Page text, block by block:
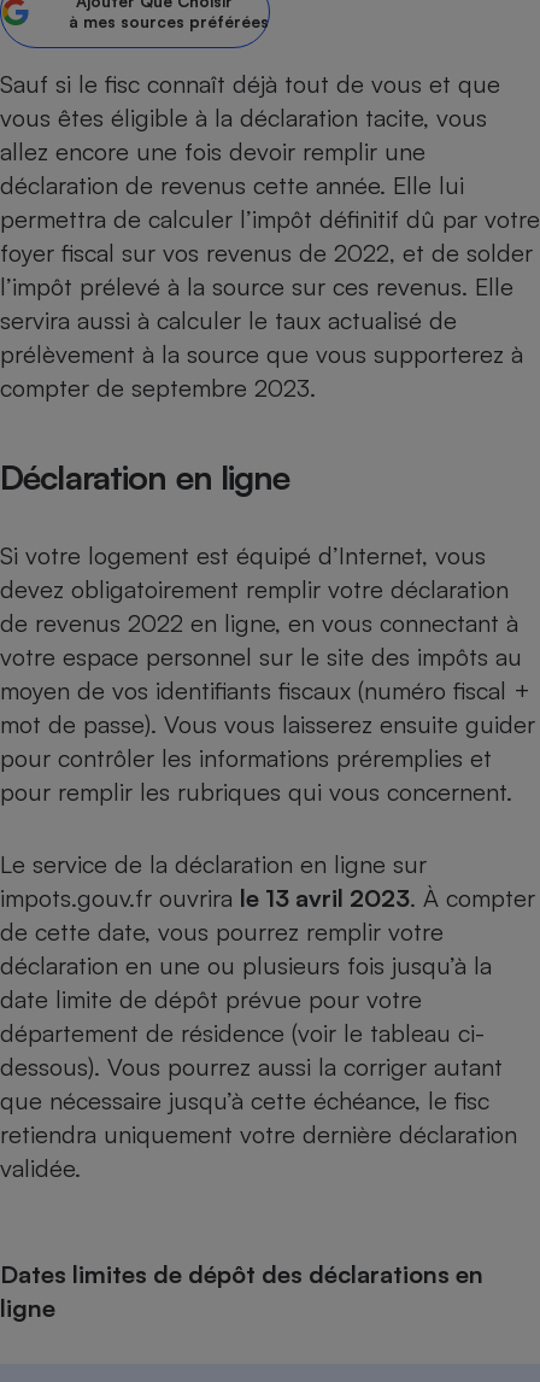
à mes sources préférées
Sauf si le fisc connaît déjà tout de vous et que
vous êtes éligible à la déclaration tacite, vous
allez encore une fois devoir remplir une
déclaration de revenus cette année. Elle lui
permettra de calculer l’impôt définitif dû par votre
foyer fiscal sur vos revenus de 2022, et de solder
l’impôt prélevé à la source sur ces revenus. Elle
servira aussi à calculer le taux actualisé de
prélèvement à la source que vous supporterez à
compter de septembre 2023.
Déclaration en ligne
Si votre logement est équipé d’Internet, vous
devez obligatoirement remplir votre déclaration
de revenus 2022 en ligne, en vous connectant à
votre espace personnel sur le site des impôts au
moyen de vos identifiants fiscaux (numéro fiscal +
mot de passe). Vous vous laisserez ensuite guider
pour contrôler les informations préremplies et
pour remplir les rubriques qui vous concernent.
Le service de la déclaration en ligne sur
impots.gouv.fr ouvrira le 13 avril 2023. À compter
de cette date, vous pourrez remplir votre
déclaration en une ou plusieurs fois jusqu’à la
date limite de dépôt prévue pour votre
département de résidence (voir le tableau ci-
dessous). Vous pourrez aussi la corriger autant
que nécessaire jusqu’à cette échéance, le fisc
retiendra uniquement votre dernière déclaration
validée.
Dates limites de dépôt des déclarations en
ligne
alimentaire
bouteille
Assurance emprunteur
Banque
Lave-linge
Plaque de cuisson à
induction
Climatiseur -
Ventilateur
Cafetière à expressos
Téléviseur
Téléphone mobile -
Smartphone
Matelas
Climatiseur -
Ventilateur
Mutuelle
Antimoustique